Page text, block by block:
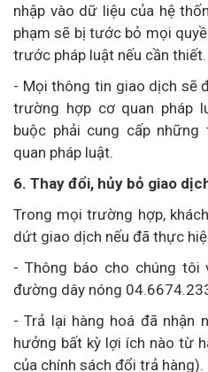
nhập vào dữ liệu của hệ
phạm sẽ bị tước bỏ mọi
trước pháp luật nếu cần thiết.
- Mọi thông tin giao dịch sẽ
trường hợp cơ quan pháp
buộc phải cung cấp
quan pháp luật.
6. Thay đổi, hủy bỏ giao
Trong mọi trường hợp,
dứt giao dịch nếu đã thực
- Thông báo cho chúng tôi
đường dây nóng
- Trả lại hàng hoá đã nhận
hưởng bất kỳ lợi ích nào từ
của chính sách đổi trả hàng).